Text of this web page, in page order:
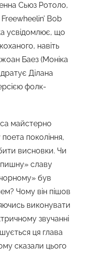
Сьюз Ротоло,
Bob
усвідомлює, що
навіть
Баез (Моніка
Ділана
фолк-
майстерно
покоління,
висновки. Чи
славу
був
Чому він пішов
виконувати
звучанні
ця глава
сказали цього